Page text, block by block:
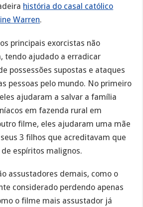
história do casal católico
Warren.
principais exorcistas não
tendo ajudado a erradicar
possessões supostas e ataques
pessoas pelo mundo. No primeiro
ajudaram a salvar a família
em fazenda rural em
filme, eles ajudaram uma mãe
3 filhos que acreditavam que
espíritos malignos.
assustadores demais, como o
considerado perdendo apenas
o filme mais assustador já